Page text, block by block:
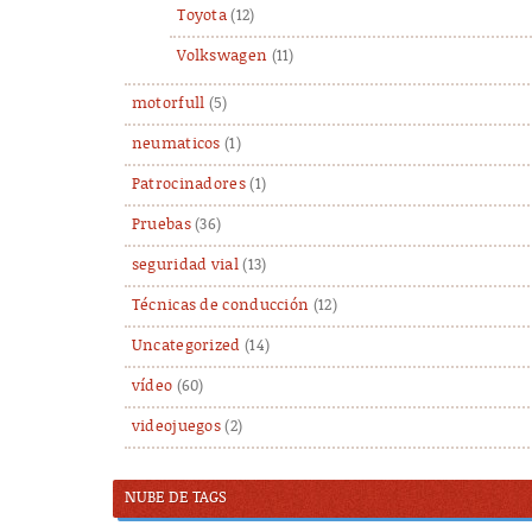
Toyota (12)
Volkswagen (11)
motorfull (5)
neumaticos (1)
Patrocinadores(1)
Pruebas(36)
seguridad vial(13)
Técnicas de conducción (12)
Uncategorized (14)
vídeo (60)
videojuegos (2)
NUBE DE TAGS